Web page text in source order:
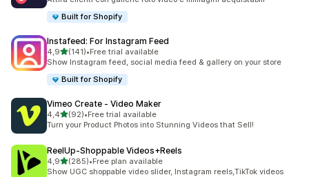
Built for Shopify
Instafeed: For Instagram Feed
4,9stelle su 5
(141)
141 recensioni totali
•Free trial available
Show Instagram feed, social media feed & gallery on your store
Built for Shopify
Vimeo Create ‑ Video Maker
4,4stelle su 5
(92)
92 recensioni totali
•Free trial available
Turn your Product Photos into Stunning Videos that Sell!
ReelUp‑Shoppable Videos+Reels
4,9stelle su 5
(285)
285 recensioni totali
•Free plan available
Show UGC shoppable video slider, Instagram reels,TikTok videos